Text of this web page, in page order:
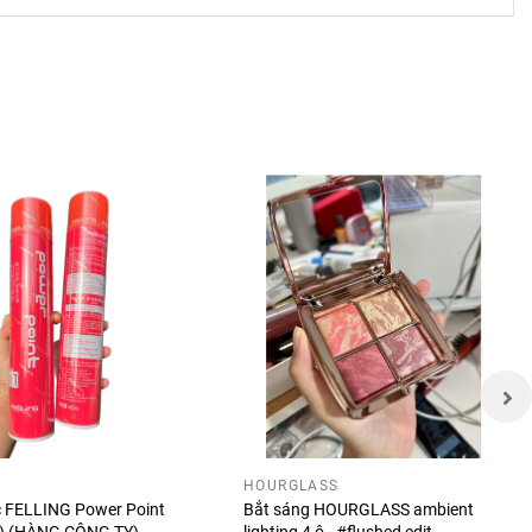
giúp
FELLING Power Point
HOURGLASS
Bắt sáng HOURGLASS ambient